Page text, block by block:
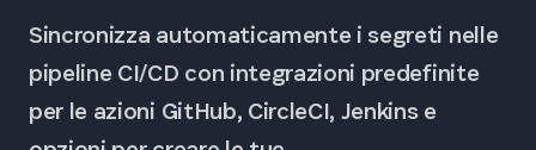
Sincronizza automaticamente i segreti nelle
pipeline CI/CD con integrazioni predefinite
per le azioni GitHub, CircleCI, Jenkins e